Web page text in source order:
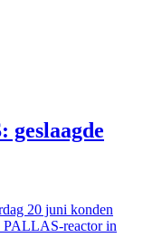
geslaagde
20 juni konden
PALLAS-reactor in